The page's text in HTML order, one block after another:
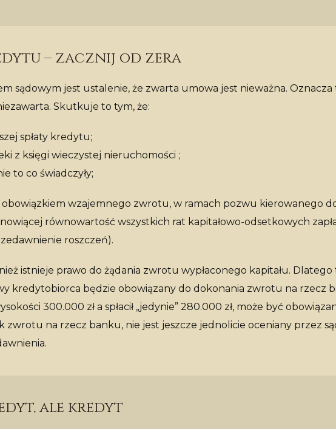
– zacznij od zera
sądowym jest ustalenie, że zwarta umowa jest nieważna. Oznacza
Skutkuje to tym, że:
spłaty kredytu;
z księgi wieczystej nieruchomości ;
to co świadczyły;
wzajemnego zwrotu, w ramach pozwu kierowanego
równowartość wszystkich rat kapitałowo-odsetkowych
roszczeń).
istnieje prawo do żądania zwrotu wypłaconego kapitału.
kredytobiorca będzie obowiązany do dokonania zwrotu na rzecz
300.000 zł a spłacił „jedynie” 280.000 zł, może być
zwrotu na rzecz banku, nie jest jeszcze jednolicie oceniany przez
ale kredyt